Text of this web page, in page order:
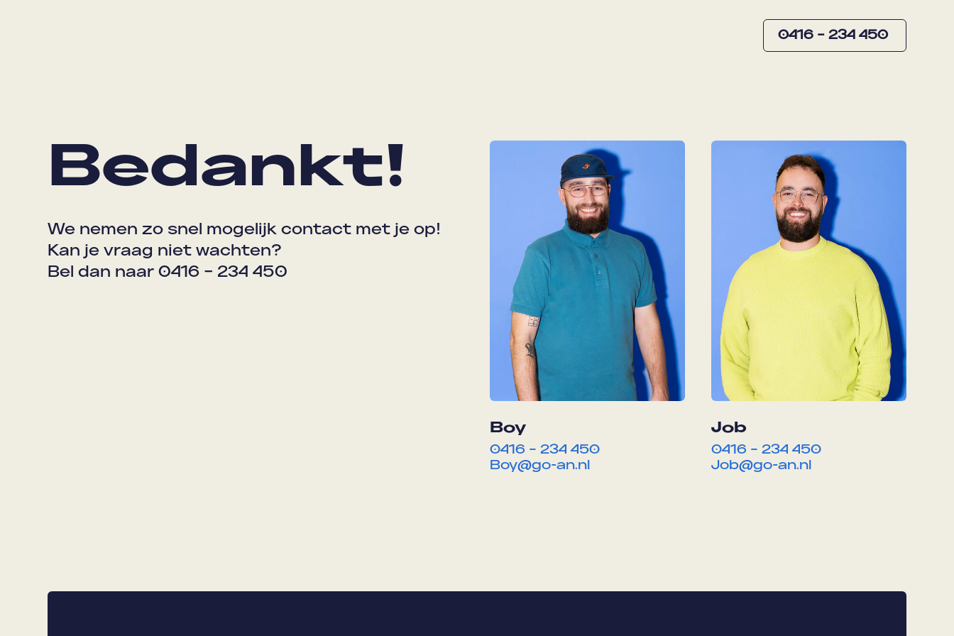
0416 – 234 450
Bedankt!
We nemen zo snel mogelijk contact met je op!
Kan je vraag niet wachten?
Bel dan naar0416 – 234 450
Boy
0416 – 234 450
Boy@go-an.nl
Job
0416 – 234 450
Job@go-an.nl